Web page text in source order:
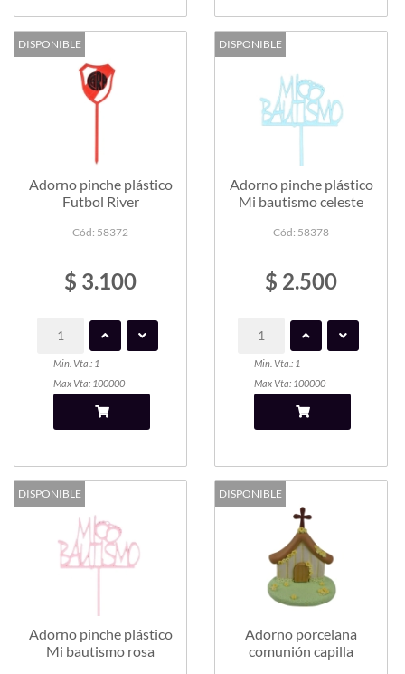
DISPONIBLE
Adorno pinche plástico
Futbol River
Cód: 58372
$ 3.100
Min. Vta.: 1
Max Vta: 100000
DISPONIBLE
Adorno pinche plástico
Mi bautismo celeste
Cód: 58378
$ 2.500
Min. Vta.: 1
Max Vta: 100000
DISPONIBLE
Adorno pinche plástico
Mi bautismo rosa
DISPONIBLE
Adorno porcelana
comunión capilla